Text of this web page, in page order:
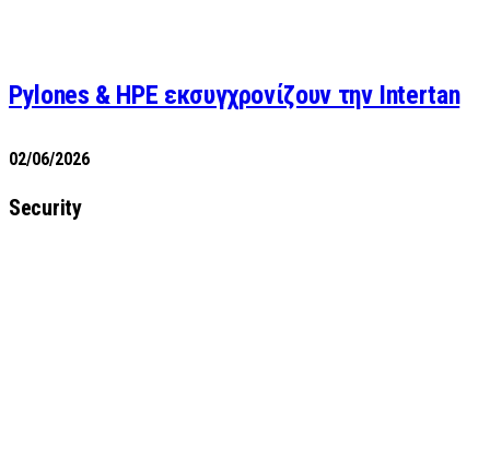
Pylones & HPE εκσυγχρονίζουν την Intertan
02/06/2026
Security